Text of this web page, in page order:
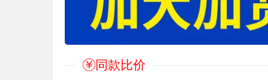
同款比价